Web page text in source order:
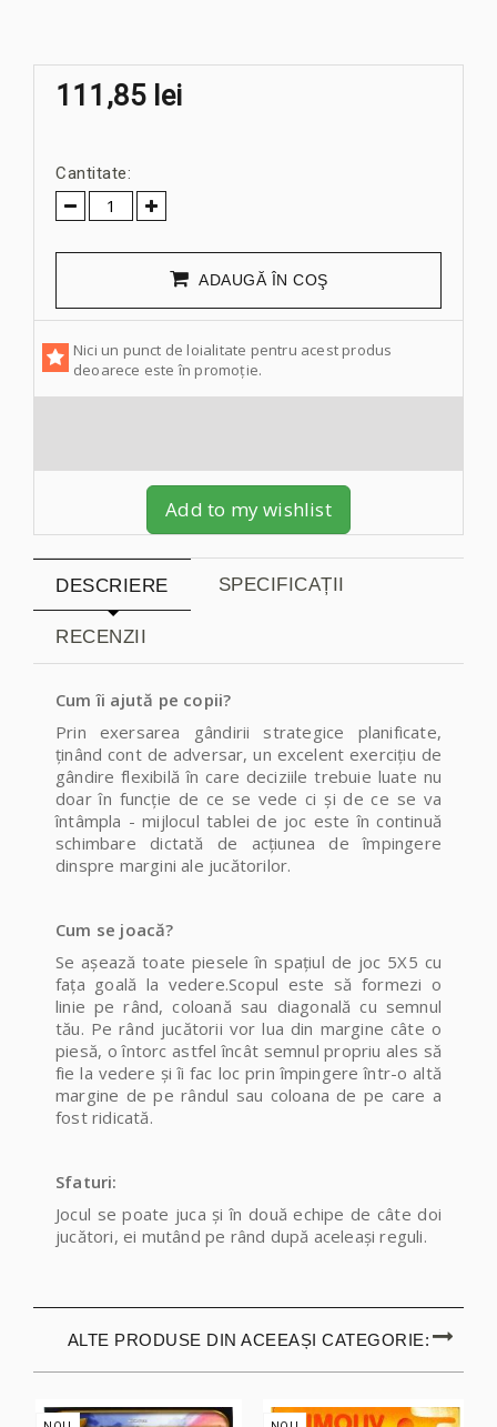
111,85 lei
Cantitate:
ADAUGĂ ÎN COŞ
Nici un punct de loialitate pentru acest produs
deoarece este în promoție.
Add to my wishlist
DESCRIERE SPECIFICAȚII
RECENZII
Cum îi ajută pe copii?
Prin exersarea gândirii strategice planificate,
ţinând cont de adversar, un excelent exerciţiu de
gândire flexibilă în care deciziile trebuie luate nu
doar în funcţie de ce se vede ci şi de ce se va
întâmpla - mijlocul tablei de joc este în continuă
schimbare dictată de acţiunea de împingere
dinspre margini ale jucătorilor.
Cum se joacă?
Se aşează toate piesele în spaţiul de joc 5X5 cu
faţa goală la vedere.Scopul este să formezi o
linie pe rând, coloană sau diagonală cu semnul
tău. Pe rând jucătorii vor lua din margine câte o
piesă, o întorc astfel încât semnul propriu ales să
fie la vedere şi îi fac loc prin împingere într-o altă
margine de pe rândul sau coloana de pe care a
fost ridicată.
Sfaturi:
Jocul se poate juca şi în două echipe de câte doi
jucători, ei mutând pe rând după aceleaşi reguli.
ALTE PRODUSE DIN ACEEAȘI CATEGORIE: